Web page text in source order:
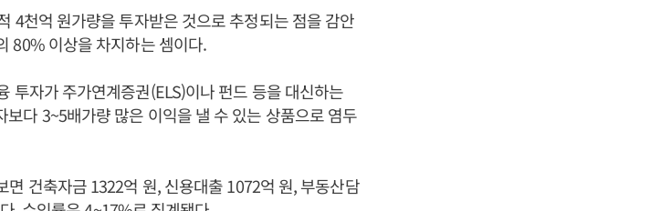
4천억 원가량을 투자받은 것으로 추정되는 점을 감안
80% 이상을 차지하는 셈이다.
투자가 주가연계증권(ELS)이나 펀드 등을 대신하는
다 3~5배가량 많은 이익을 낼 수 있는 상품으로 염두
건축자금 1322억 원, 신용대출 1072억 원, 부동산담